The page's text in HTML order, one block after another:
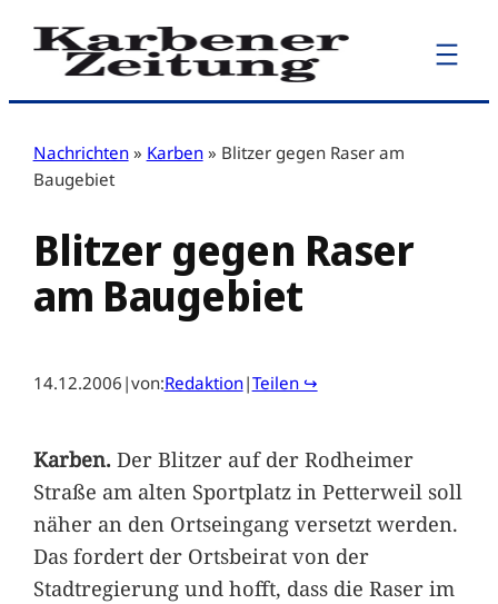
Zum
Inhalt
Nachrichten » Karben » Blitzer gegen Raser am
Baugebiet
Blitzer gegen Raser
am Baugebiet
14.12.2006 |von:Redaktion|Teilen ↪
Karben.Der Blitzer auf der Rodheimer
Straße am alten Sportplatz in Petterweil soll
näher an den Ortseingang versetzt werden.
Das fordert der Ortsbeirat von der
Stadtregierung und hofft, dass die Raser im